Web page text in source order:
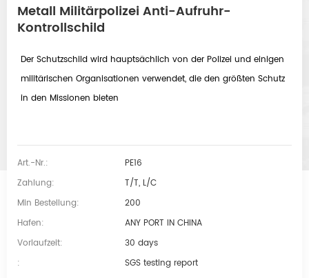
Metall Militärpolizei Anti-Aufruhr-
Kontrollschild
Der Schutzschild wird hauptsächlich von der Polizei und einigen
militärischen Organisationen verwendet, die den größten Schutz
in den Missionen bieten
Art.-Nr.:
PE16
Zahlung:
T/T, L/C
Min Bestellung:
200
Hafen:
ANY PORT IN CHINA
Vorlaufzeit:
30 days
:
SGS testing report